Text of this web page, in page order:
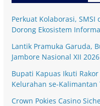
Perkuat Kolaborasi,
Dorong Ekosistem
Lantik Pramuka Garuda,
Jambore Nasional XII 2026
Bupati Kapuas Ikuti
Kelurahan se-Kalimantan
Crown Pokies Casino